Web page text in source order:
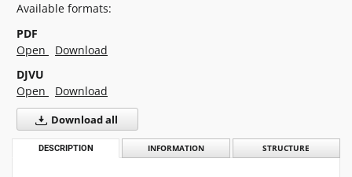
Available formats:
PDF
Open
Download
DJVU
Open
Download
Download all
DESCRIPTION INFORMATION STRUCTURE